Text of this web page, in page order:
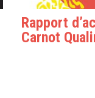
Rapport
Carnot